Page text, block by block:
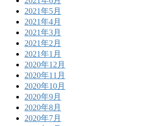
2021年5月
2021年4月
2021年3月
2021年2月
2021年1月
2020年12月
2020年11月
2020年10月
2020年9月
2020年8月
2020年7月